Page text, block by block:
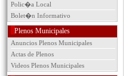
Polic�a Local
Bolet�n Informativo
Plenos Municipales
Anuncios Plenos Municipales
Actas de Plenos
Videos Plenos Municipales